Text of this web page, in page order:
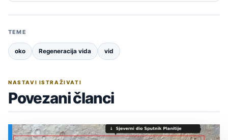
TEME
oko Regeneracija vida vid
NASTAVI ISTRAŽIVATI
Povezani članci